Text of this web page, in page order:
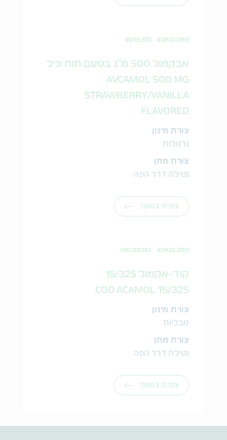
טיפול בכאבים ללא מרשם
אבקמול 500 מ"ג בטעם תות וניל
AVCAMOL 500 MG
STRAWBERRY/VANILLA
FLAVORED
צורת מינון
גרנולות
צורת מתן
נטילה דרך הפה
צפייה במוצר
טיפול בכאבים במרשם רופא
קוד-אקמול 15/325
COD ACAMOL 15/325
צורת מינון
טבליות
צורת מתן
נטילה דרך הפה
צפייה במוצר